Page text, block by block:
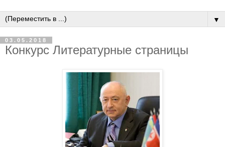
▼
03.05.2018
Конкурс Литературные страницы